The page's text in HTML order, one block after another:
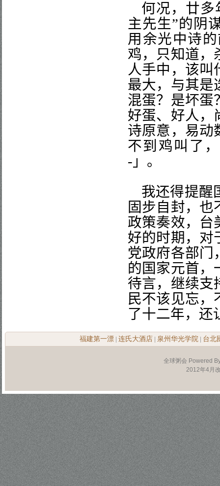
何况，廿多
主先生”的阴
用余光中诗
鸡，只知道，
人手中，该叫
最大，与其是
混蛋？是坏蛋
好蛋、好人，
诗原意，易动
不到鸡叫了
- 」。
我还得提醒
固步自封，也
政策奏效，台
好的时期，对
党政府各部门
的国家元首，
待言，继续支
民不该见忘
了十二年，还
福建第一漂 连氏大酒店 泉州华光学院 台北
全球粥会 Powered
2012年4月